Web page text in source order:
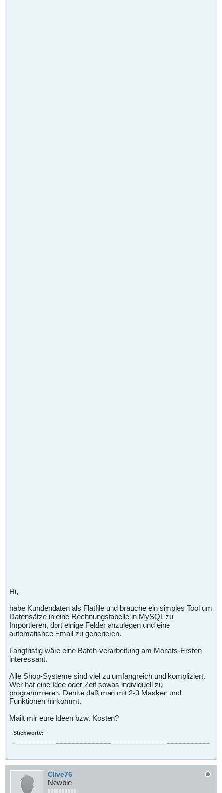
Hi,
habe Kundendaten als Flatfile und brauche ein simples Tool um
Datensätze in eine Rechnungstabelle in MySQL zu
Importieren, dort einige Felder anzulegen und eine
automatishce Email zu generieren.
Langfristig wäre eine Batch-verarbeitung am Monats-Ersten
interessant.
Alle Shop-Systeme sind viel zu umfangreich und kompliziert.
Wer hat eine Idee oder Zeit sowas individuell zu
programmieren. Denke daß man mit 2-3 Masken und
Funktionen hinkommt.
Mailt mir eure Ideen bzw. Kosten?
Stichworte: -
Clive76
Newbie